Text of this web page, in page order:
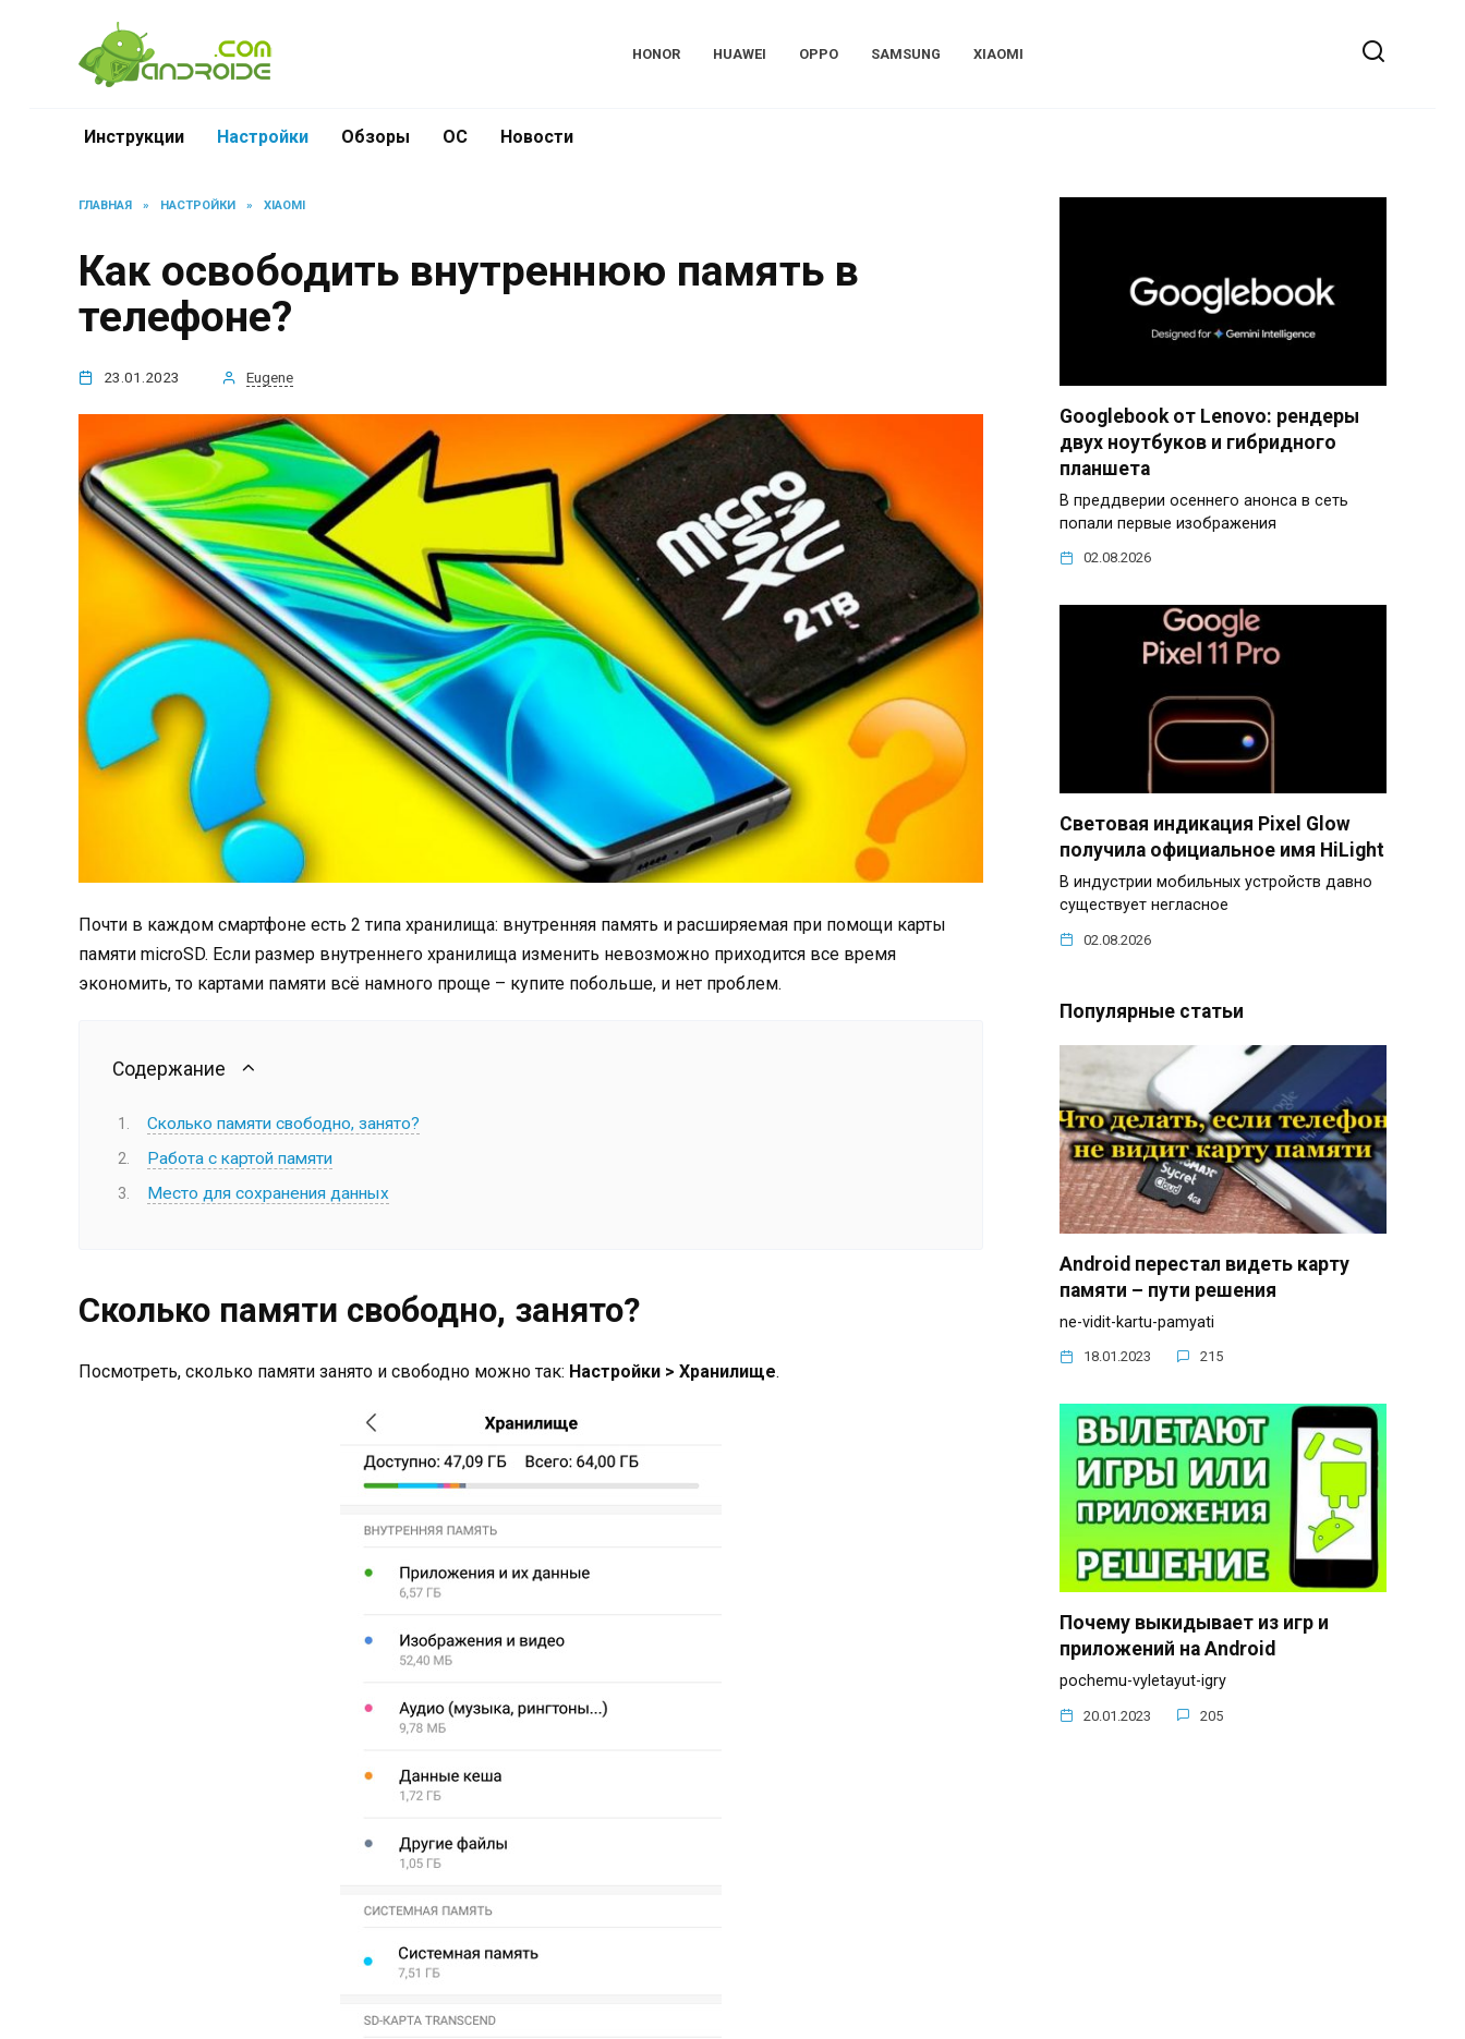
содержанию
HONOR HUAWEI OPPO SAMSUNG XIAOMI
Инструкции Настройки Обзоры ОС Новости
ГЛАВНАЯ » НАСТРОЙКИ » XIAOMI
Как освободить внутреннюю память в
телефоне?
23.01.2023 Eugene
Почти в каждом смартфоне есть 2 типа хранилища: внутренняя память и расширяемая при помощи карты
памяти microSD. Если размер внутреннего хранилища изменить невозможно приходится все время
экономить, то картами памяти всё намного проще – купите побольше, и нет проблем.
Содержание
Сколько памяти свободно, занято?
Работа с картой памяти
Место для сохранения данных
Сколько памяти свободно, занято?
Посмотреть, сколько памяти занято и свободно можно так: Настройки > Хранилище.
Googlebook от Lenovo: рендеры
двух ноутбуков и гибридного
планшета
В преддверии осеннего анонса в сеть
попали первые изображения
02.08.2026
Световая индикация Pixel Glow
получила официальное имя HiLight
В индустрии мобильных устройств давно
существует негласное
02.08.2026
Популярные статьи
Android перестал видеть карту
памяти – пути решения
ne-vidit-kartu-pamyati
18.01.2023 215
Почему выкидывает из игр и
приложений на Android
pochemu-vyletayut-igry
20.01.2023 205